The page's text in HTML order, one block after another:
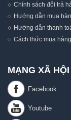
Chính sách đổi trả
Hướng dẫn mua
Hướng dẫn thanh
Cách thức mua hàng
MẠNG XÃ HỘI